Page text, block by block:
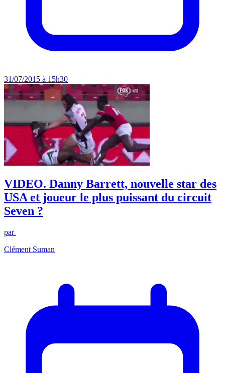
31/07/2015 à 15h30
VIDEO. Danny Barrett, nouvelle star des
USA et joueur le plus puissant du circuit
Seven ?
par
Clément Suman